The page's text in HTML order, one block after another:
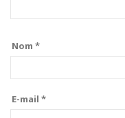
Nom *
E-mail *